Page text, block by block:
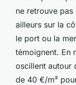
ne retrouve
ailleurs sur la
le port ou la
témoignent. En
oscillent autour
de 40 €/m²